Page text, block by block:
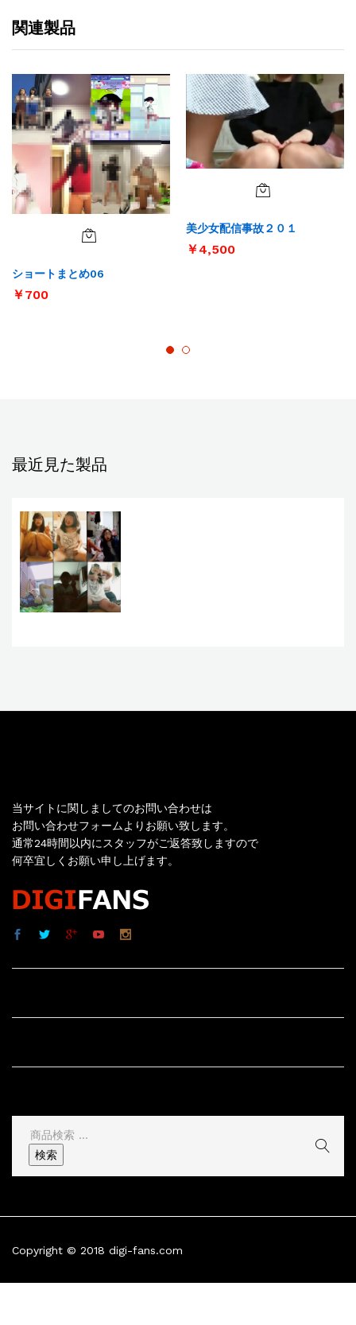
関連製品
ショートまとめ06
￥700
美少女配信事故２０１
￥4,500
最近見た製品
当サイトに関しましてのお問い合わせは
お問い合わせフォームよりお願い致します。
通常24時間以内にスタッフがご返答致しますので
何卒宜しくお願い申し上げます。
検
索
結
検索
Copyright © 2018 digi-fans.com